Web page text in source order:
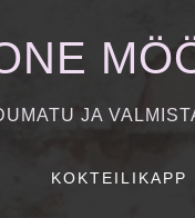
JA
KOKTEILIKAPP